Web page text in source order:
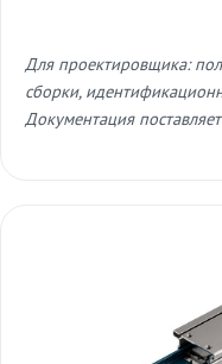
Для проектировщика:
сборки,
Документация